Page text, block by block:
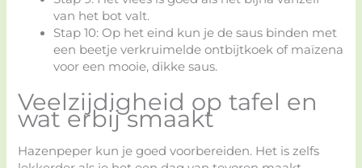
van het bot valt.
Stap 10: Op het eind kun je de saus binden met
een beetje verkruimelde ontbijtkoek of maïzena
voor een mooie, dikke saus.
Veelzijdigheid op tafel en
wat erbij smaakt
Hazenpeper kun je goed voorbereiden. Het is zelfs